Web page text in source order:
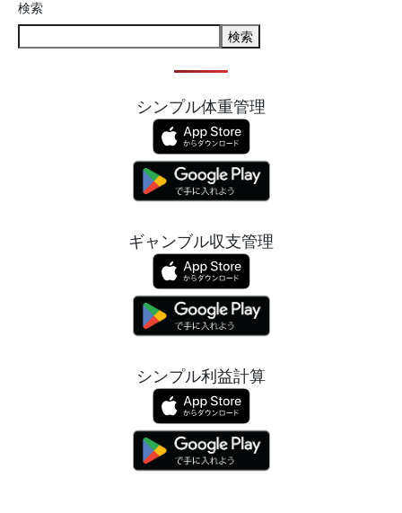
検索
検索
シンプル体重管理
ギャンブル収支管理
シンプル利益計算